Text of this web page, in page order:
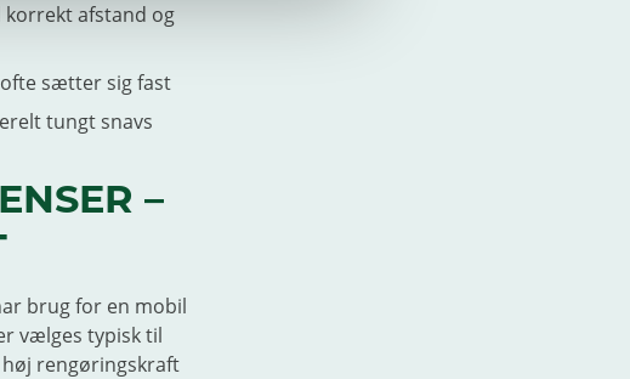
korrekt afstand og
sætter sig fast
tungt snavs
–
brug for en mobil
vælges typisk til
rengøringskraft